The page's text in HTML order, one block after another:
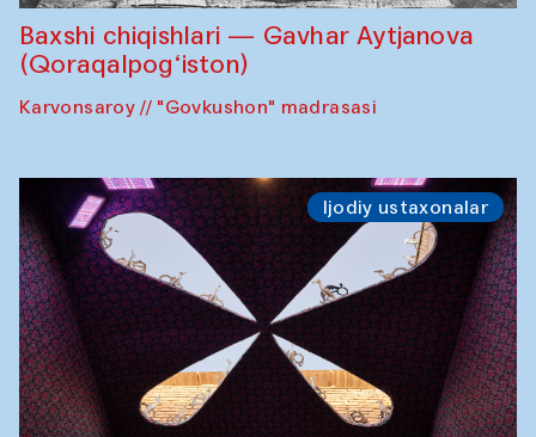
Baxshi chiqishlari — Gavhar Aytjanova
(Qoraqalpog‘iston)
Karvonsaroy // "Govkushon" madrasasi
Ijodiy ustaxonalar